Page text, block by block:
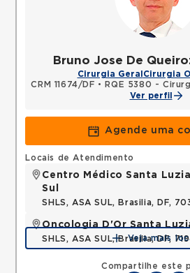
Bruno Jose De
Cirurgia Geral Cirurgia
CRM 11674/DF • RQE 5380 -
Ver perfil
Agende uma
Compartilhe este
Locais de Atendimento
Centro Médico Santa
Sul
SHLS, ASA SUL, Brasilia, DF,
Oncologia D'Or Santa
SHLS, ASA SUL, Brasilia, DF,
Veja mais